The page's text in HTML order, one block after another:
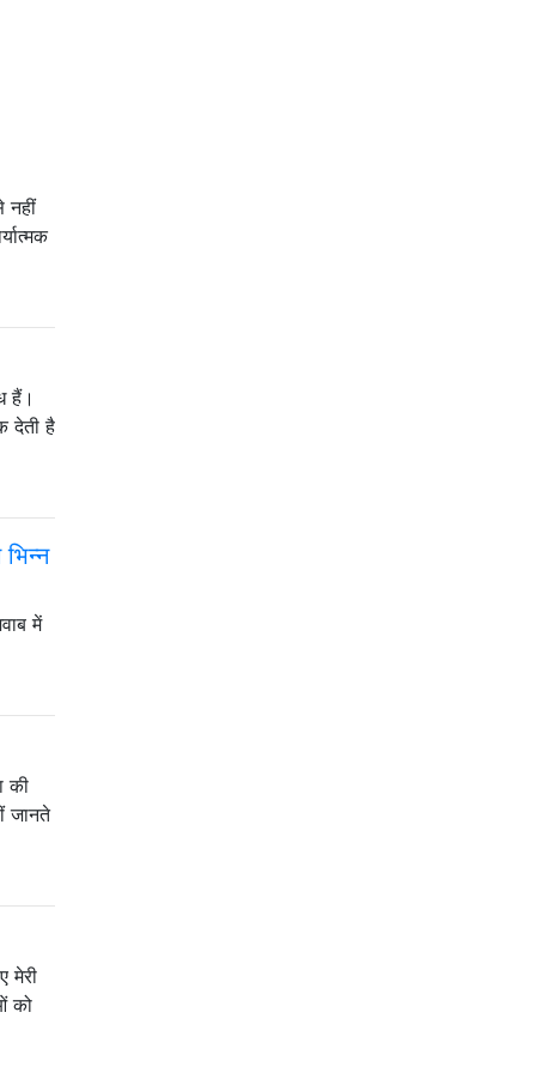
नहीं
हैं।
देती है
में
की
जानते
मेरी
को